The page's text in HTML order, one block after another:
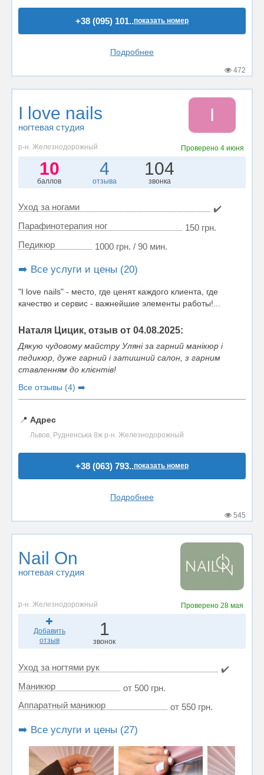
+38 (095) 101..показать номер
Подробнее
472
I love nails
ногтевая студия
I
р-н. Железнодорожный Проверено 4 июня
10
баллов
4
отзыва
104
звонка
Уход за ногами
✔️
Парафинотерапия ног
150 грн.
Педикюр
1000 грн. / 90 мин.
➡️ Все услуги и цены (20)
"I love nails" - место, где ценят каждого клиента, где
качество и сервис - важнейшие элементы работы!...
Наталя Цицик, отзыв от 04.08.2025:
Дякую чудовому майстру Уляні за гарний манікюр і
педикюр, дуже гарний і затишний салон, з гарним
ставленням до клієнтів!
Все отзывы (4) ➡️
📍 Адрес
Львов, Рудненська 8ж р-н. Железнодорожный
+38 (063) 793..показать номер
Подробнее
545
Nail On
ногтевая студия
р-н. Железнодорожный Проверено28 мая
Добавить
отзыв
1
звонок
Уход за ногтями рук
✔️
Маникюр
от 500 грн.
Аппаратный маникюр
от 550 грн.
➡️ Все услуги и цены (27)